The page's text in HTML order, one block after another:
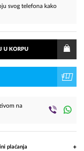
svog telefona kako
U KORPU
na
plaćanja +